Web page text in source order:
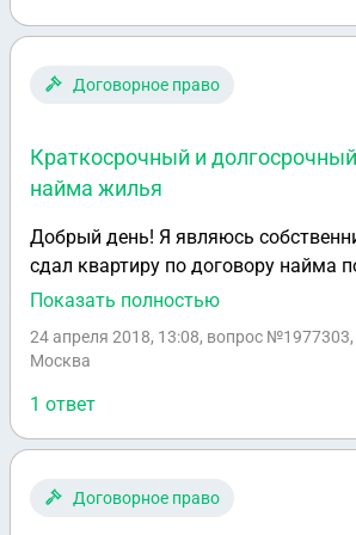
платежа по кредиту.
Договорное право
Краткосрочный и
найма жилья
Добрый день! Я являюсь
сдал квартиру по договору найма
назад. Договор был заключён на 11
пользоваться указанным жилым
возражений со стороны
считается возобновленным на тех
получается, был договор
Показать полностью
24 апреля 2018, 13:08, вопрос
Москва
1 ответ
Договорное право